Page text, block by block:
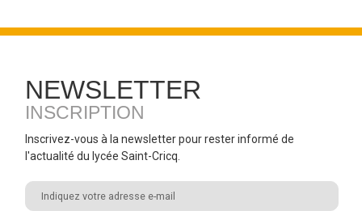
NEWSLETTER
INSCRIPTION
Inscrivez-vous à la newsletter pour rester informé de
l'actualité du lycée Saint-Cricq.